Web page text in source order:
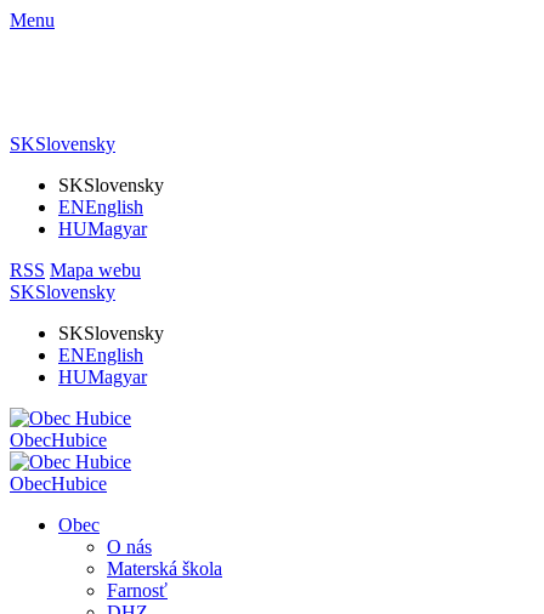
Menu
SKSlovensky
SKSlovensky
ENEnglish
HUMagyar
RSS Mapa webu
SKSlovensky
SKSlovensky
ENEnglish
HUMagyar
ObecHubice
ObecHubice
Obec
O nás
Materská škola
Farnosť